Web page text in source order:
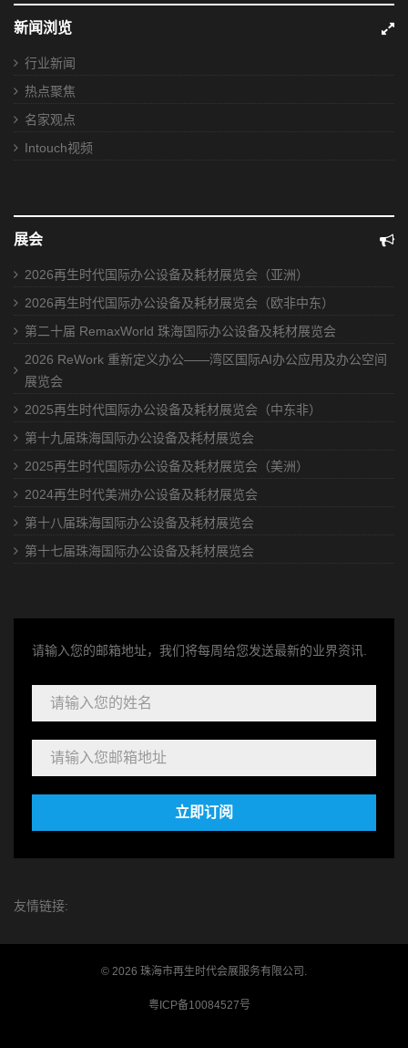
新闻浏览
行业新闻
热点聚焦
名家观点
Intouch视频
展会
2026再生时代国际办公设备及耗材展览会（亚洲）
2026再生时代国际办公设备及耗材展览会（欧非中东）
第二十届 RemaxWorld 珠海国际办公设备及耗材展览会
2026 ReWork 重新定义办公——湾区国际AI办公应用及办公空间
展览会
2025再生时代国际办公设备及耗材展览会（中东非）
第十九届珠海国际办公设备及耗材展览会
2025再生时代国际办公设备及耗材展览会（美洲）
2024再生时代美洲办公设备及耗材展览会
第十八届珠海国际办公设备及耗材展览会
第十七届珠海国际办公设备及耗材展览会
请输入您的邮箱地址，我们将每周给您发送最新的业界资讯.
立即订阅
友情链接:
© 2026 珠海市再生时代会展服务有限公司.
粤ICP备10084527号